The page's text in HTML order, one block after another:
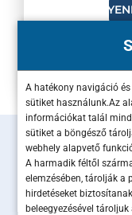
A hatékony navigáció
sütiket használunk.Az
információkat talál
sütiket a böngésző
webhely alapvető
A harmadik féltől
elemzésében, tárolják a
hirdetéseket
beleegyezésével
Olvass bele